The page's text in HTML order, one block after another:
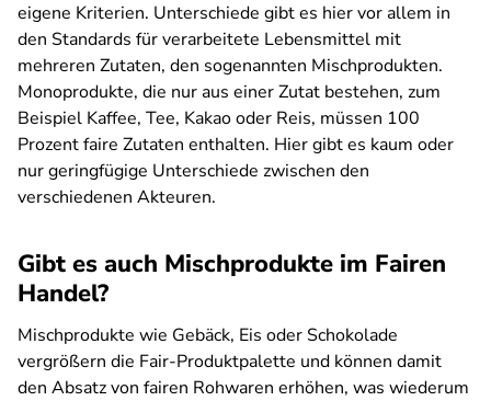
eigene Kriterien. Unterschiede gibt es hier vor allem in
den Standards für verarbeitete Lebensmittel mit
mehreren Zutaten, den sogenannten Mischprodukten.
Monoprodukte, die nur aus einer Zutat bestehen, zum
Beispiel Kaffee, Tee, Kakao oder Reis, müssen 100
Prozent faire Zutaten enthalten. Hier gibt es kaum oder
nur geringfügige Unterschiede zwischen den
verschiedenen Akteuren.
Gibt es auch Mischprodukte im Fairen
Handel?
Mischprodukte wie Gebäck, Eis oder Schokolade
vergrößern die Fair-Produktpalette und können damit
den Absatz von fairen Rohwaren erhöhen, was wiederum